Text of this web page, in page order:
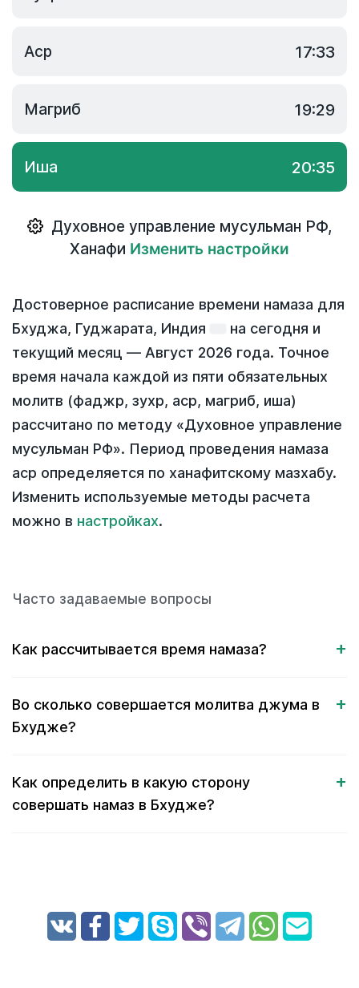
Аср 17:33
Магриб 19:29
Иша 20:35
Духовное управление мусульман РФ,
Ханафи Изменить настройки
Достоверное расписание времени намаза для
Бхуджа, Гуджарата, Индия
на сегодня и
текущий месяц — Август 2026 года. Точное
время начала каждой из пяти обязательных
молитв (фаджр, зухр, аср, магриб, иша)
рассчитано по методу «Духовное управление
мусульман РФ». Период проведения намаза
аср определяется по ханафитскому мазхабу.
Изменить используемые методы расчета
можно в настройках.
Часто задаваемые вопросы
Как рассчитывается время намаза?
Во сколько совершается молитва джума в
Бхудже?
Как определить в какую сторону
совершать намаз в Бхудже?